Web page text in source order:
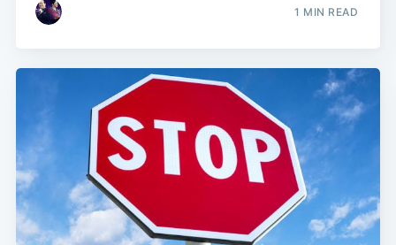
1 MIN READ